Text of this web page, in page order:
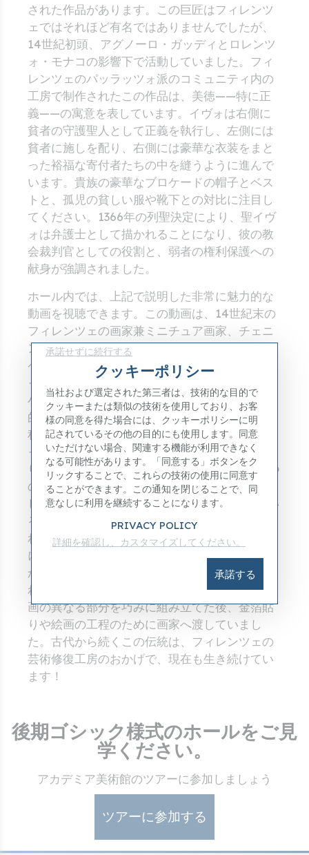
された作品があります。この巨匠はフィレンツ
ェではそれほど有名ではありませんでしたが、
14世紀初頭、アグノーロ・ガッディとロレンツ
ォ・モナコの影響下で活動していました。フィ
レンツェのパッラッツォ派のコミュニティ内の
工房で制作されたこの作品は、美徳——特に正
義——の寓意を表しています。イヴォは右側に
貧者の守護聖人として正義を執行し、左側には
貧者に施しを配り、右側には豪華な衣装をまと
った裕福な寄付者たちの中を縫うように進んで
います。貴族の豪華なブロケードの帽子とベス
トと、孤児の貧しい服や靴下との対比に注目し
てください。1366年の列聖決定により、聖イヴ
ォは弁護士として描かれることになり、彼の教
会裁判官としての役割と、弱者の権利保護への
献身が強調されました。
ホール内では、上記で説明した非常に魅力的な
動画を視聴できます。この動画は、14世紀末の
フィレンツェの画家兼ミニチュア画家、チェニ
ンノ・チェニンニの『芸術の書』に従い、テン
ペラ板絵の技法を正確に、言葉通りに段階を追
って再現しています。この動画では、祭壇画の
小型モデルが、木材の準備から金箔貼り、最終
的なテンペラ絵の具による塗装まで、一連の工
程が説明されています。ポリプティク（ギリシ
ャ語の「ポルー」（多く）と「プティケ」（折
り）に由来）とは、複数の描かれたパネルを1つ
のフレームに組み合わせて構成された絵画を指
します。作品が3つのセクションに分割されてい
る場合、トリプティクと呼ばれます。通常、こ
れらの絵画は、上部には尖った装飾要素や側面
にはピラスターなどの装飾要素を特徴とし、描
かれた「ステップ」または「プレデラ」と呼ば
れる台座の上に置かれていました。大工は祭壇
画の異なる部分を巧みに組み立てた後、金箔貼
りや絵画の工程のために画家へ渡していまし
た。古代から続くこの伝統は、フィレンツェの
芸術修復工房のおかげで、現在も生き続けてい
ます！
後期ゴシック様式のホールをご見
学ください。
アカデミア美術館のツアーに参加しましょう
ツアーに参加する
承諾せずに続行する
クッキーポリシー
当社および選定された第三者は、技術的な目的で
クッキーまたは類似の技術を使用しており、お客
様の同意を得た場合には、クッキーポリシーに明
記されているその他の目的にも使用します。同意
いただけない場合、関連する機能が利用できなく
なる可能性があります。「同意する」ボタンをク
リックすることで、これらの技術の使用に同意す
ることができます。この通知を閉じることで、同
意なしに利用を継続することになります。
PRIVACY POLICY
詳細を確認し、カスタマイズしてください。
承諾する